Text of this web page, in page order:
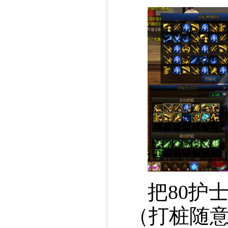
把80护
（打桩随